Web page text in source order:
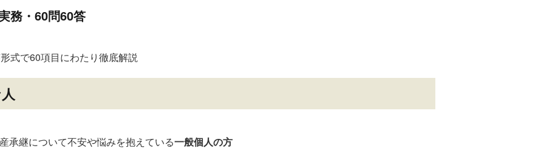
務・60問60答
式で60項目にわたり徹底解説
承継について不安や悩みを抱えている一般個人の方